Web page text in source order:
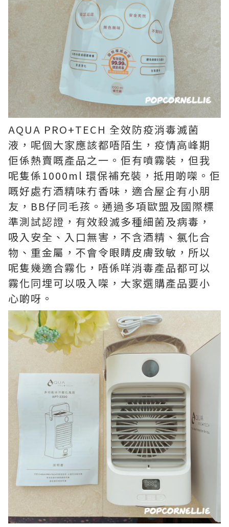
AQUA PRO+TECH 全效防疫消毒滅菌
液，呢個大家應該都唔陌生，疫情高峰期
佢係熱賣嘅產品之一。佢有噴霧裝，但我
呢隻係1000ml 環保補充裝，抵用啲㗎。佢
嘅好處冇酒精味冇香味，適合屋企有小朋
友，BB仔同毛孩。通過多項歐盟及國際標
準測試認證，有效殺滅多種細菌及病毒，
吸入安全、入口無害，不含酒精、氯化合
物、重金屬，不會令眼睛皮膚致敏，所以
呢隻幾適合霧化，唔係咩消毒產品都可以
霧化同埋可以吸入㗎，大家選購產品要小
心啲呀。